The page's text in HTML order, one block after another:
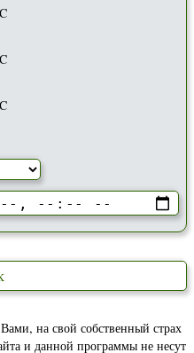
на свой собственный страх
и данной программы не несут